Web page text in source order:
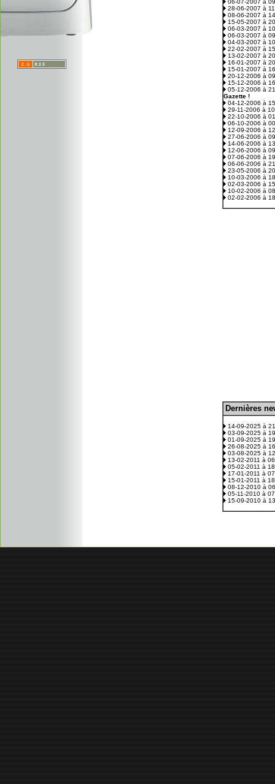
06-07-2007 à
28-06-2007 à
08-06-2007 à
15-05-2007 à
06-03-2007 à
06-03-2007 à
04-03-2007 à
22-02-2007 à
13-02-2007 à
16-01-2007 à
15-01-2007 à
20-12-2006 à
15-12-2006 à
05-12-2006 à
Gazette !
04-12-2006 à
29-11-2006 à
22-10-2006 à
06-10-2006 à
12-09-2006 à
27-06-2006 à
14-06-2006 à
12-06-2006 à
07-06-2006 à
06-06-2006 à
23-05-2006 à
10-03-2006 à
02-03-2006 à
10-02-2006 à
02-02-2006 à
Dernières
14-09-2025 à
03-09-2025 à
01-09-2025 à
26-08-2025 à
03-08-2025 à
13-02-2011 à
05-02-2011 à
17-01-2011 à
15-01-2011 à
08-12-2010 à
05-11-2010 à
15-09-2010 à